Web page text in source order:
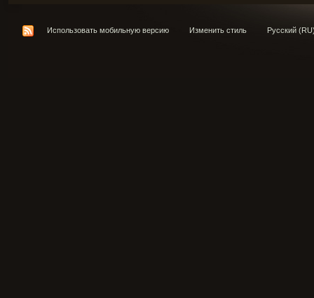
Использовать мобильную версию Изменить стиль Русский